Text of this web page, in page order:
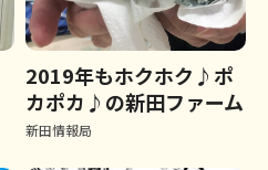
2019年もホクホク♪ポ
カポカ♪の新田ファーム
新田情報局